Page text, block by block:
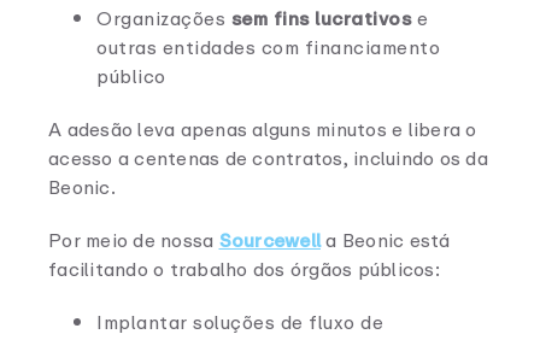
Organizações sem fins lucrativose
outras entidades com financiamento
público
A adesão leva apenas alguns minutos e libera o
acesso a centenas de contratos, incluindo os da
Beonic.
Por meio de nossa Sourcewella Beonic está
facilitando o trabalho dos órgãos públicos:
Implantar soluções de fluxo de